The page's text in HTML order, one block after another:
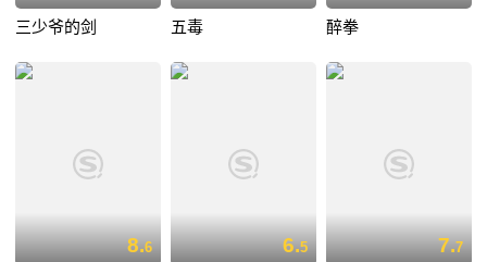
三少爷的剑 五毒 醉拳
8.6 6.5 7.7